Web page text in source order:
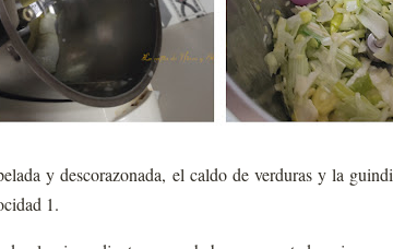
y descorazonada, el caldo de verduras y la
1.